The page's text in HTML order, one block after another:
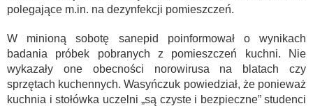
polegające m.in. na dezynfekcji pomieszczeń.
W minioną sobotę sanepid poinformował o wynikach
badania próbek pobranych z pomieszczeń kuchni. Nie
wykazały one obecności norowirusa na blatach czy
sprzętach kuchennych. Wasyńczuk powiedział, że ponieważ
kuchnia i stołówka uczelni „są czyste i bezpieczne” studenci